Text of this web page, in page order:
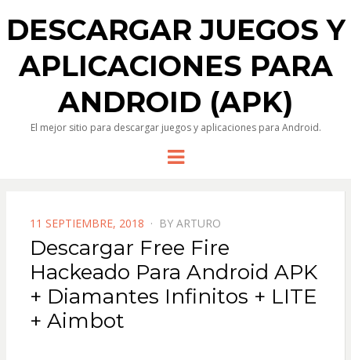
DESCARGAR JUEGOS Y
APLICACIONES PARA
ANDROID (APK)
El mejor sitio para descargar juegos y aplicaciones para Android.
Menu
POSTED
ON
11 SEPTIEMBRE, 2018 BY ARTURO
Descargar Free Fire
Hackeado Para Android APK
+ Diamantes Infinitos + LITE
+ Aimbot